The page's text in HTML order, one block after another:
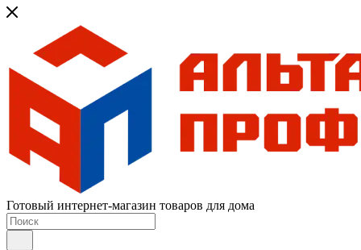
Готовый интернет-магазин товаров для дома